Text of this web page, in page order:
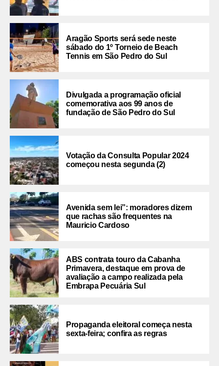
Aragão Sports será sede neste
sábado do 1º Torneio de Beach
Tennis em São Pedro do Sul
Divulgada a programação oficial
comemorativa aos 99 anos de
fundação de São Pedro do Sul
Votação da Consulta Popular 2024
começou nesta segunda (2)
Avenida sem lei”: moradores dizem
que rachas são frequentes na
Mauricio Cardoso
ABS contrata touro da Cabanha
Primavera, destaque em prova de
avaliação a campo realizada pela
Embrapa Pecuária Sul
Propaganda eleitoral começa nesta
sexta-feira; confira as regras